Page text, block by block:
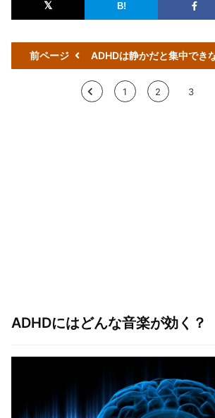
前ページ ADHDは静かだと集中でき
< 1 2 3
ADHDにはどんな音楽が効く？